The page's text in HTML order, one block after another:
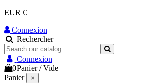
EUR €
Connexion
Rechercher
Connexion
0Panier /Vide
Panier
×